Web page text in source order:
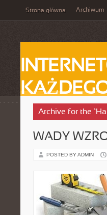
Strona główna Archiwum
Archive for the
WADY
POSTED BY ADMIN